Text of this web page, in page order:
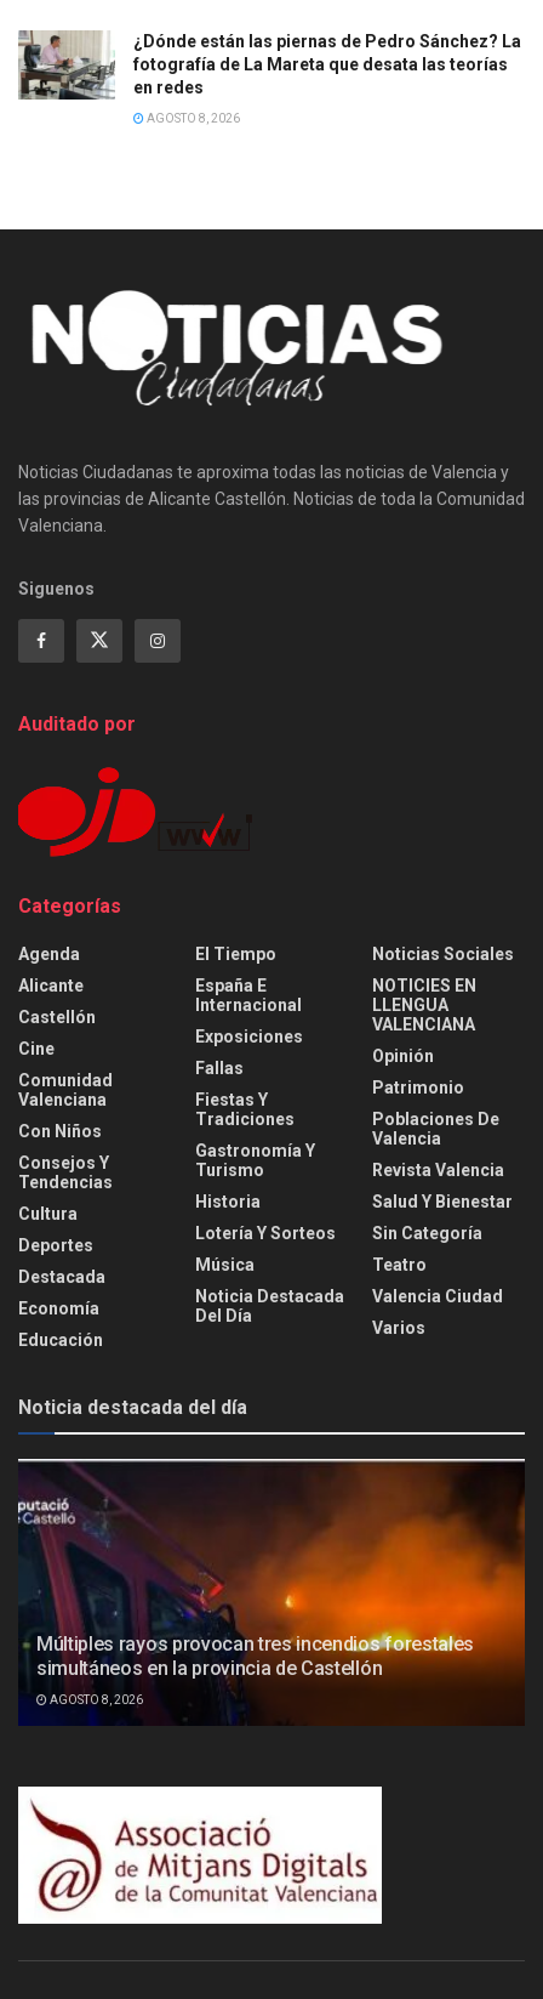
¿Dónde están las piernas de Pedro Sánchez? La
fotografía de La Mareta que desata las teorías
en redes
AGOSTO 8, 2026
Noticias Ciudadanas te aproxima todas las noticias de Valencia y
las provincias de Alicante Castellón. Noticias de toda la Comunidad
Valenciana.
Siguenos
Auditado por
Categorías
Agenda
Alicante
Castellón
Cine
Comunidad
Valenciana
Con Niños
Consejos Y
Tendencias
Cultura
Deportes
Destacada
Economía
Educación
El Tiempo
España E
Internacional
Exposiciones
Fallas
Fiestas Y
Tradiciones
Gastronomía Y
Turismo
Historia
Lotería Y Sorteos
Música
Noticia Destacada
Del Día
Noticias Sociales
NOTICIES EN
LLENGUA
VALENCIANA
Opinión
Patrimonio
Poblaciones De
Valencia
Revista Valencia
Salud Y Bienestar
Sin Categoría
Teatro
Valencia Ciudad
Varios
Noticia destacada del día
Múltiples rayos provocan tres incendios forestales
simultáneos en la provincia de Castellón
AGOSTO 8, 2026